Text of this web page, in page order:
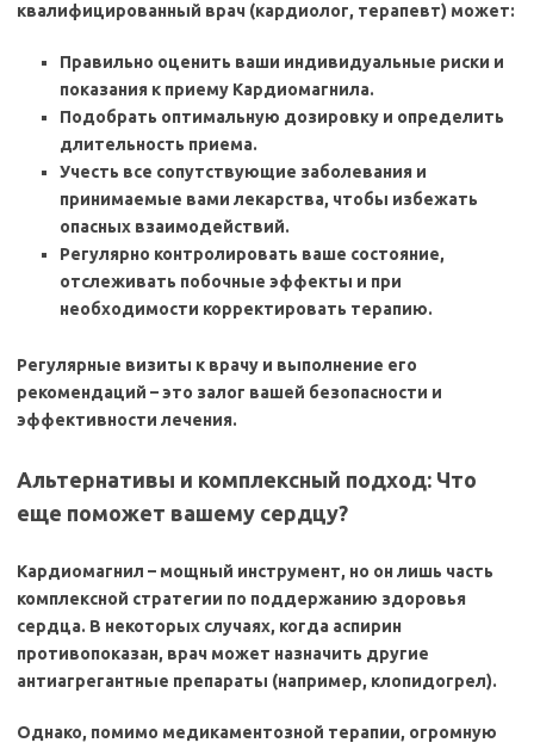
квалифицированный врач (кардиолог, терапевт) может:
Правильно оценить ваши индивидуальные риски и
показания к приему Кардиомагнила.
Подобрать оптимальную дозировку и определить
длительность приема.
Учесть все сопутствующие заболевания и
принимаемые вами лекарства, чтобы избежать
опасных взаимодействий.
Регулярно контролировать ваше состояние,
отслеживать побочные эффекты и при
необходимости корректировать терапию.
Регулярные визиты к врачу и выполнение его
рекомендаций – это залог вашей безопасности и
эффективности лечения.
Альтернативы и комплексный подход: Что
еще поможет вашему сердцу?
Кардиомагнил – мощный инструмент, но он лишь часть
комплексной стратегии по поддержанию здоровья
сердца. В некоторых случаях, когда аспирин
противопоказан, врач может назначить другие
антиагрегантные препараты (например, клопидогрел).
Однако, помимо медикаментозной терапии, огромную